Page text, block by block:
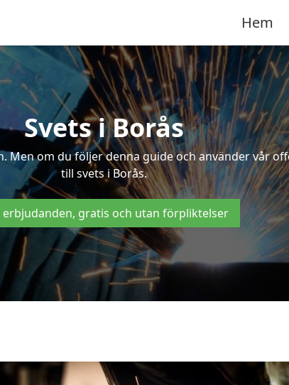
Hem
Svets i Borås
Men om du följer denna guide och använder vår
till svets i Borås.
erbjudanden, gratis och utan förpliktelser